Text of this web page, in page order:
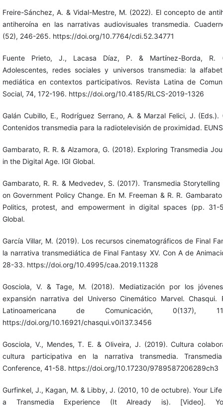
Freire-Sánchez, A. & Vidal-Mestre, M. (2022). El concepto de
antiheroína en las narrativas audiovisuales transmedia.
(52), 246-265. https://doi.org/10.7764/cdi.52.34771
Fuente Prieto, J., Lacasa Díaz, P. & Martínez-Borda, R.
Adolescentes, redes sociales y universos transmedia: la
mediática en contextos participativos. Revista Latina de
Social, 74, 172-196. https://doi.org/10.4185/RLCS-2019-1326
Galán Cubillo, E., Rodríguez Serrano, A. & Marzal Felici, J. (Eds.).
Contenidos transmedia para la radiotelevisión de proximidad.
Gambarato, R. R. & Alzamora, G. (2018). Exploring Transmedia
in the Digital Age. IGI Global.
Gambarato, R. R. & Medvedev, S. (2017). Transmedia Storytelling
on Government Policy Change. En M. Freeman & R. R.
Politics, protest, and empowerment in digital spaces (pp. 31-
Global.
García Villar, M. (2019). Los recursos cinematográficos de Final
la narrativa transmediática de Final Fantasy XV. Con A de
28-33. https://doi.org/10.4995/caa.2019.11328
Gosciola, V. & Tage, M. (2018). Mediatización por los
expansión narrativa del Universo Cinemático Marvel. Chasqui.
Latinoamericana de Comunicación, 0(137),
https://doi.org/10.16921/chasqui.v0i137.3456
Gosciola, V., Mendes, T. E. & Oliveira, J. (2019). Cultura
cultura participativa en la narrativa transmedia.
Conference, 41-58. https://doi.org/10.17230/9789587206289ch3
Gurfinkel, J., Kagan, M. & Libby, J. (2010, 10 de octubre). Your Life
a Transmedia Experience (It Already is). [Video].